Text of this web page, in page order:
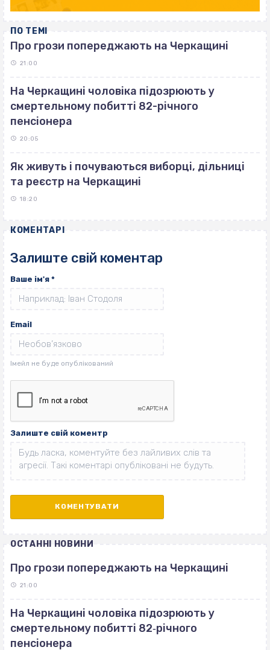
ПО ТЕМІ
Про грози попереджають на Черкащині
21:00
На Черкащині чоловіка підозрюють у
смертельному побитті 82-річного
пенсіонера
20:05
Як живуть і почуваються виборці, дільниці
та реєстр на Черкащині
18:20
КОМЕНТАРІ
Залиште свій коментар
Ваше ім'я *
Email
Залиште свій коментр
ОСТАННІ НОВИНИ
Про грози попереджають на Черкащині
21:00
На Черкащині чоловіка підозрюють у
смертельному побитті 82‐річного
пенсіонера